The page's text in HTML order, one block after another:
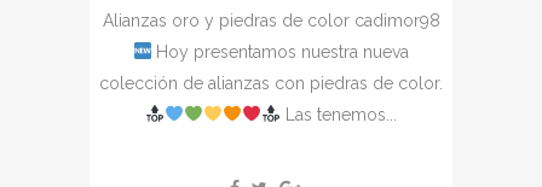
Alianzas oro y piedras de color cadimor98
Hoy presentamos nuestra nueva
colección de alianzas con piedras de color.
Las tenemos...